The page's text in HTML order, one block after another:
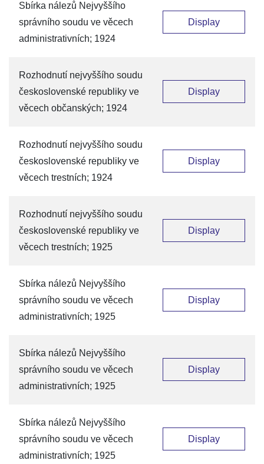
Sbírka nálezů Nejvyššího
správního soudu ve věcech
administrativních; 1924
Display
Rozhodnutí nejvyššího soudu
československé republiky ve
věcech občanských; 1924
Display
Rozhodnutí nejvyššího soudu
československé republiky ve
věcech trestních; 1924
Display
Rozhodnutí nejvyššího soudu
československé republiky ve
věcech trestních; 1925
Display
Sbírka nálezů Nejvyššího
správního soudu ve věcech
administrativních; 1925
Display
Sbírka nálezů Nejvyššího
správního soudu ve věcech
administrativních; 1925
Display
Sbírka nálezů Nejvyššího
správního soudu ve věcech
administrativních; 1925
Display